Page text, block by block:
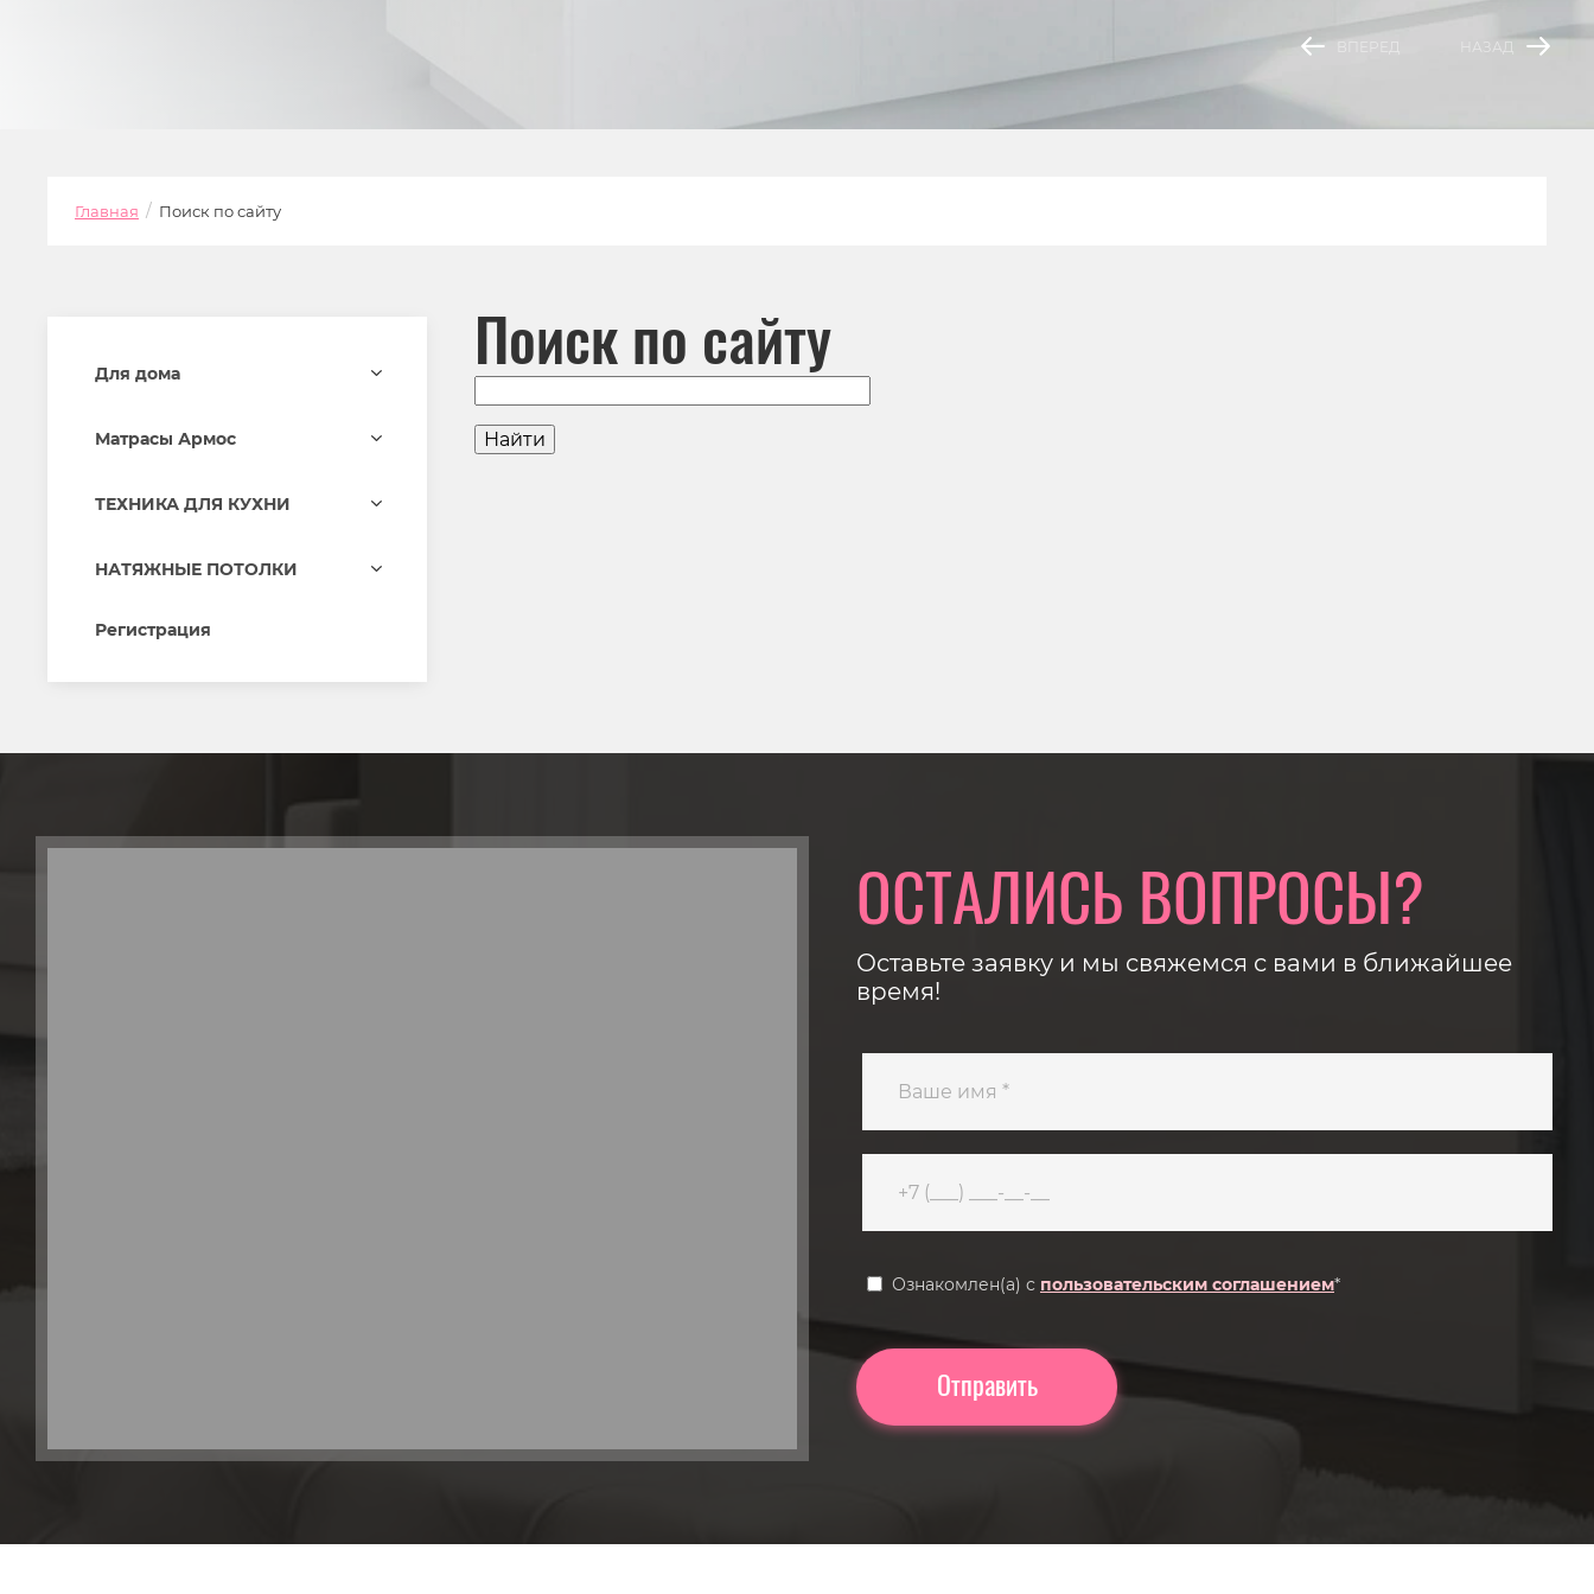
ВПЕРЕД НАЗАД
Главная / Поиск по сайту
Для дома
Матрасы Армос
ТЕХНИКА ДЛЯ КУХНИ
НАТЯЖНЫЕ ПОТОЛКИ
Регистрация
Поиск по сайту
ОСТАЛИСЬ ВОПРОСЫ?
Оставьте заявку и мы свяжемся с вами в ближайшее
время!
Ознакомлен(а) с пользовательским соглашением*
Отправить